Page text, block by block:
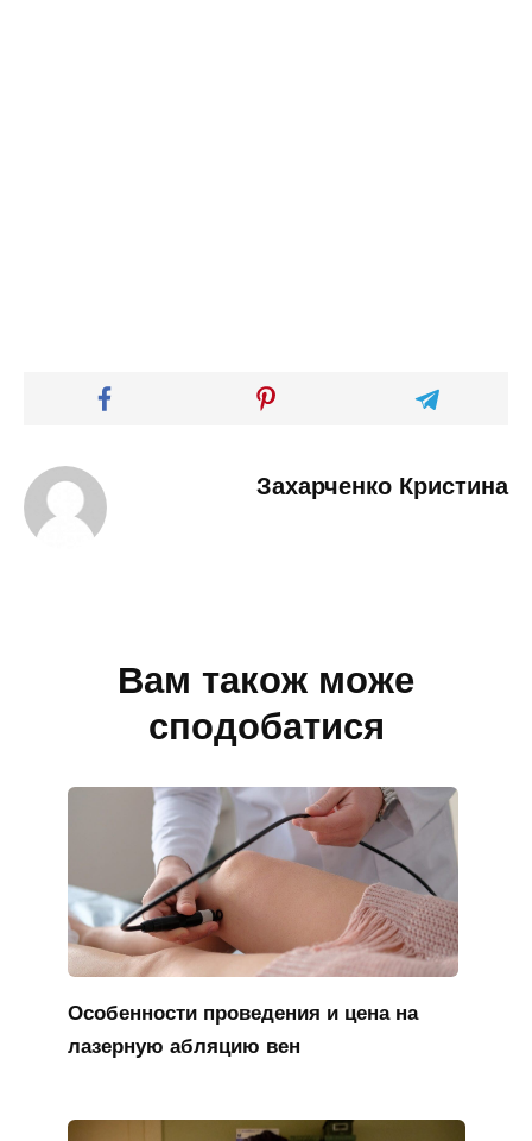
Захарченко Кристина
Вам також може
сподобатися
Особенности проведения и цена на
лазерную абляцию вен